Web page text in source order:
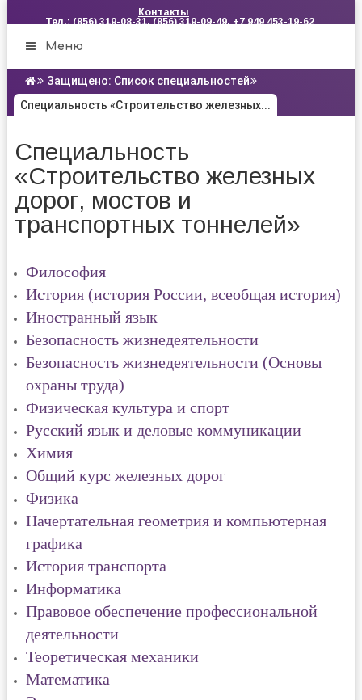
Контакты
Тел.: (856) 319-08-31, (856) 319-09-49, +7 949 453-19-62
Меню
Защищено: Список специальностей
Специальность «Строительство железных...
Специальность
«Строительство железных
дорог, мостов и
транспортных тоннелей»
Философия
История (история России, всеобщая история)
Иностранный язык
Безопасность жизнедеятельности
Безопасность жизнедеятельности (Основы
охраны труда)
Физическая культура и спорт
Русский язык и деловые коммуникации
Химия
Общий курс железных дорог
Физика
Начертательная геометрия и компьютерная
графика
История транспорта
Информатика
Правовое обеспечение профессиональной
деятельности
Теоретическая механики
Математика